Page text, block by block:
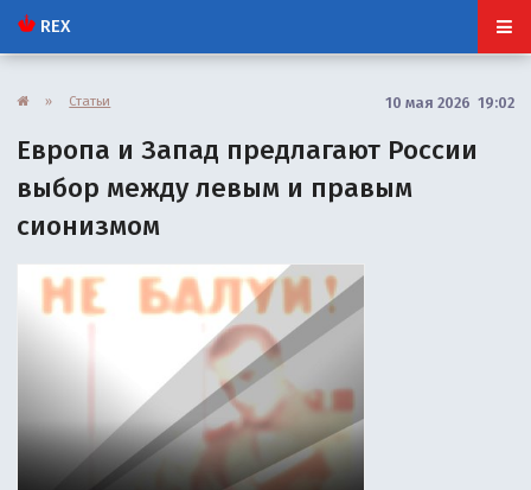
REX
» Статьи 10 мая 2026 19:02
Европа и Запад предлагают России
выбор между левым и правым
сионизмом